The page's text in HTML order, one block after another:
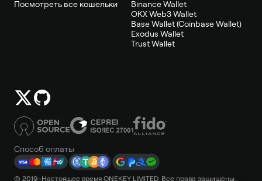
Посмотреть все кошельки
Binance Wallet
OKX Web3 Wallet
Base Wallet (Coinbase Wallet)
Exodus Wallet
Trust Wallet
Способ оплаты
© 2019–Настоящее время ONEKEY LIMITED. Все права защищены.